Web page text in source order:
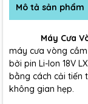
Mô tả sản phẩm
Máy Cưa
máy cưa vòng
bởi pin Li-Ion 18V
bằng cách cải tiến
không gian hẹp.